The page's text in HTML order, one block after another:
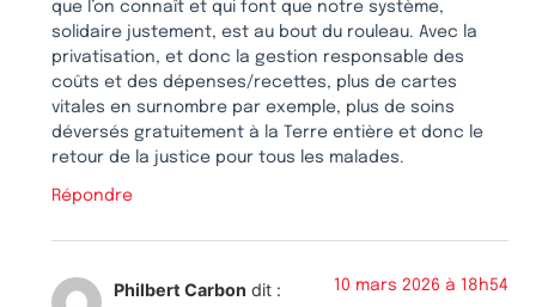
que l’on connaît et qui font que notre système,
solidaire justement, est au bout du rouleau. Avec la
privatisation, et donc la gestion responsable des
coûts et des dépenses/recettes, plus de cartes
vitales en surnombre par exemple, plus de soins
déversés gratuitement à la Terre entière et donc le
retour de la justice pour tous les malades.
Répondre
Philbert Carbon dit : 10 mars 2026 à 18h54